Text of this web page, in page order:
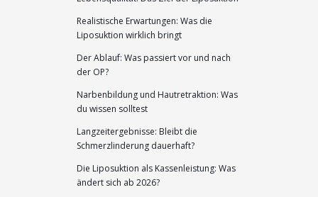
Realistische Erwartungen: Was die
Liposuktion wirklich bringt
Der Ablauf: Was passiert vor und nach
der OP?
Narbenbildung und Hautretraktion: Was
du wissen solltest
Langzeitergebnisse: Bleibt die
Schmerzlinderung dauerhaft?
Die Liposuktion als Kassenleistung: Was
ändert sich ab 2026?